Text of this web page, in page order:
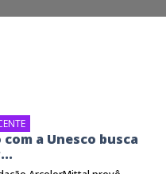
a Unesco busca